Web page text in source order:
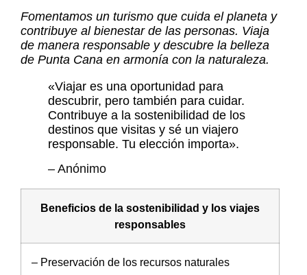
Fomentamos un turismo que cuida el planeta y
contribuye al bienestar de las personas. Viaja
de manera responsable y descubre la belleza
de Punta Cana en armonía con la naturaleza.
«Viajar es una oportunidad para
descubrir, pero también para cuidar.
Contribuye a la sostenibilidad de los
destinos que visitas y sé un viajero
responsable. Tu elección importa».
– Anónimo
Beneficios de la sostenibilidad y los viajes
responsables
– Preservación de los recursos naturales